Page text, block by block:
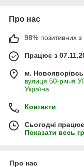
Про нас
98% позитивних з
Працює з
м.
вулиця 50-річчя
Україна
Контакти
Сьогодні
Показати весь
Про нас